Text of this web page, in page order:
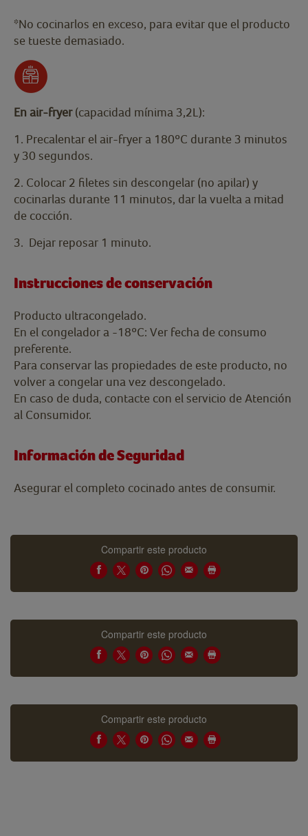
*No cocinarlos en exceso, para evitar que el producto
se tueste demasiado.
En air-fryer(capacidad mínima 3,2L):
1. Precalentar el air-fryer a 180ºC durante 3 minutos
y 30 segundos.
2. Colocar 2 filetes sin descongelar (no apilar) y
cocinarlas durante 11 minutos, dar la vuelta a mitad
de cocción.
3. Dejar reposar 1 minuto.
Instrucciones de conservación
Producto ultracongelado.
En el congelador a -18ºC: Ver fecha de consumo
preferente.
Para conservar las propiedades de este producto, no
volver a congelar una vez descongelado.
En caso de duda, contacte con el servicio de Atención
al Consumidor.
Información de Seguridad
Asegurar el completo cocinado antes de consumir.
Compartir este producto
Compartir este producto
Compartir este producto